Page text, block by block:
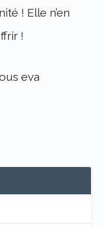
! Elle n’en
!
eva